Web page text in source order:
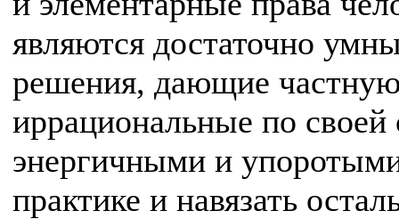
являются достаточно
решения, дающие
иррациональные по своей
энергичными и
практике и навязать